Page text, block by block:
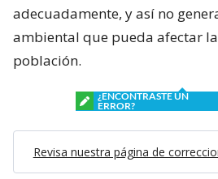
adecuadamente, y así no
ambiental que pueda afectar
población.
¿ENCONTRASTE UN
ERROR?
Revisa nuestra página de